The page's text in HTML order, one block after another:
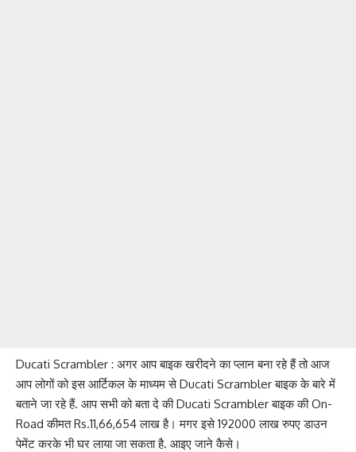
Ducati Scrambler : अगर आप बाइक खरीदने का प्लान बना रहे हैं तो आज
आप लोगों को इस आर्टिकल के माध्यम से Ducati Scrambler बाइक के बारे में
बताने जा रहे हैं. आप सभी को बता दे की Ducati Scrambler बाइक की On-
Road कीमत Rs.11,66,654 लाख है। मगर इसे 192000 लाख रुपए डाउन
पेमेंट करके भी घर लाया जा सकता है. आइए जाने कैसे।